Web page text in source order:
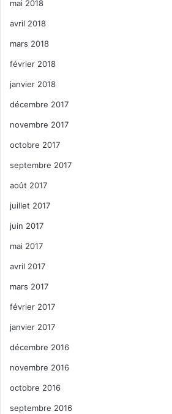
mai 2018
avril 2018
mars 2018
février 2018
janvier 2018
décembre 2017
novembre 2017
octobre 2017
septembre 2017
août 2017
juillet 2017
juin 2017
mai 2017
avril 2017
mars 2017
février 2017
janvier 2017
décembre 2016
novembre 2016
octobre 2016
septembre 2016